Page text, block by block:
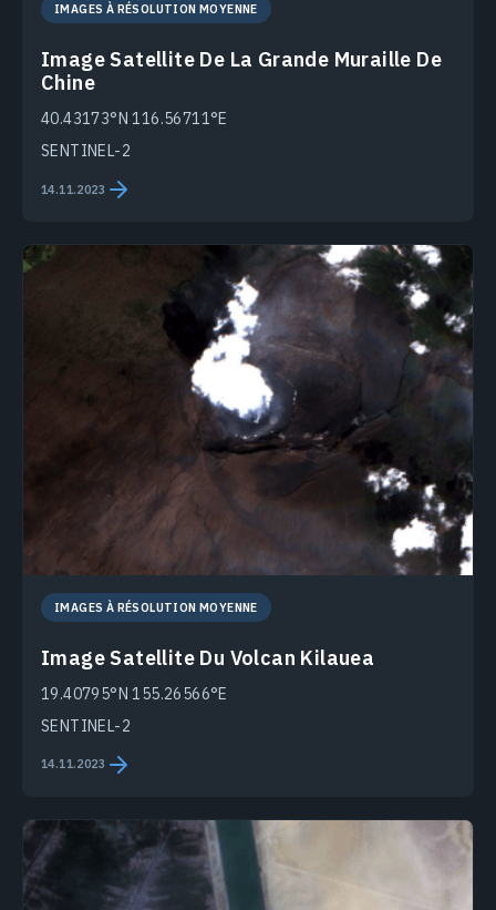
IMAGES À RÉSOLUTION MOYENNE
Image Satellite De La Grande Muraille De
Chine
40.43173°N 116.56711°E
SENTINEL-2
14.11.2023
IMAGES À RÉSOLUTION MOYENNE
Image Satellite Du Volcan Kilauea
19.40795°N 155.26566°E
SENTINEL-2
14.11.2023